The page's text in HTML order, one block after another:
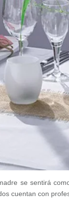
se sentirá
cuentan con